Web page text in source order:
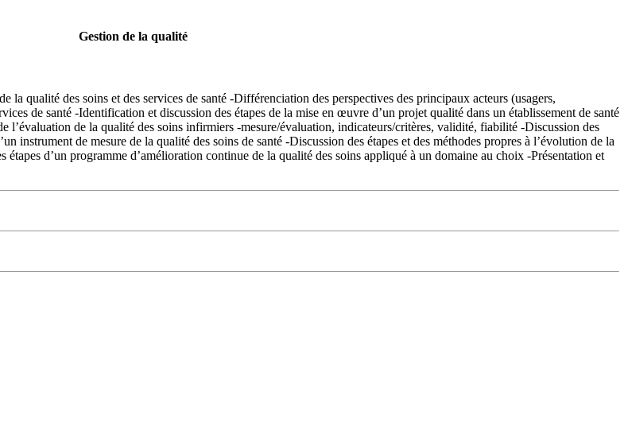
Gestion de la qualité
la qualité des soins et des services de santé -Différenciation des perspectives des principaux acteurs (usagers,
de santé -Identification et discussion des étapes de la mise en œuvre d’un projet qualité dans un établissement de santé
l’évaluation de la qualité des soins infirmiers -mesure/évaluation, indicateurs/critères, validité, fiabilité -Discussion des
instrument de mesure de la qualité des soins de santé -Discussion des étapes et des méthodes propres à l’évolution de la
étapes d’un programme d’amélioration continue de la qualité des soins appliqué à un domaine au choix -Présentation et